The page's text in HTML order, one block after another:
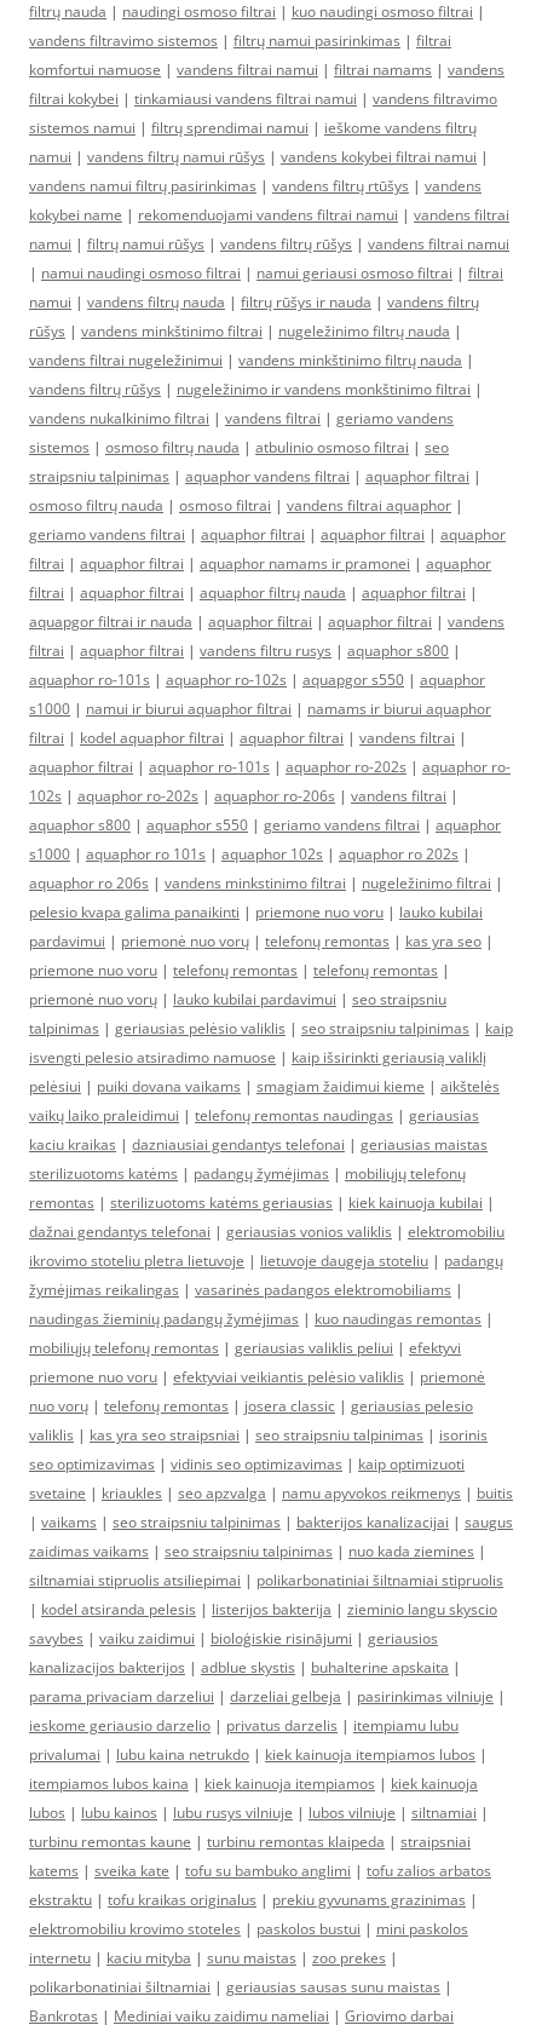
filtrų nauda | naudingi osmoso filtrai | kuo naudingi osmoso filtrai |
vandens filtravimo sistemos | filtrų namui pasirinkimas | filtrai
komfortui namuose | vandens filtrai namui | filtrai namams | vandens
filtrai kokybei | tinkamiausi vandens filtrai namui | vandens filtravimo
sistemos namui | filtrų sprendimai namui | ieškome vandens filtrų
namui | vandens filtrų namui rūšys | vandens kokybei filtrai namui |
vandens namui filtrų pasirinkimas | vandens filtrų rtūšys | vandens
kokybei name | rekomenduojami vandens filtrai namui | vandens filtrai
namui | filtrų namui rūšys | vandens filtrų rūšys | vandens filtrai namui
| namui naudingi osmoso filtrai | namui geriausi osmoso filtrai | filtrai
namui | vandens filtrų nauda | filtrų rūšys ir nauda | vandens filtrų
rūšys | vandens minkštinimo filtrai | nugeležinimo filtrų nauda |
vandens filtrai nugeležinimui | vandens minkštinimo filtrų nauda |
vandens filtrų rūšys | nugeležinimo ir vandens monkštinimo filtrai |
vandens nukalkinimo filtrai | vandens filtrai | geriamo vandens
sistemos | osmoso filtrų nauda | atbulinio osmoso filtrai | seo
straipsniu talpinimas | aquaphor vandens filtrai | aquaphor filtrai |
osmoso filtrų nauda | osmoso filtrai | vandens filtrai aquaphor |
geriamo vandens filtrai | aquaphor filtrai | aquaphor filtrai | aquaphor
filtrai | aquaphor filtrai | aquaphor namams ir pramonei | aquaphor
filtrai | aquaphor filtrai | aquaphor filtrų nauda | aquaphor filtrai |
aquapgor filtrai ir nauda | aquaphor filtrai | aquaphor filtrai | vandens
filtrai | aquaphor filtrai | vandens filtru rusys | aquaphor s800 |
aquaphor ro-101s | aquaphor ro-102s | aquapgor s550 | aquaphor
s1000 | namui ir biurui aquaphor filtrai | namams ir biurui aquaphor
filtrai | kodel aquaphor filtrai | aquaphor filtrai | vandens filtrai |
aquaphor filtrai | aquaphor ro-101s | aquaphor ro-202s | aquaphor ro-
102s | aquaphor ro-202s | aquaphor ro-206s | vandens filtrai |
aquaphor s800 | aquaphor s550 | geriamo vandens filtrai | aquaphor
s1000 | aquaphor ro 101s | aquaphor 102s | aquaphor ro 202s |
aquaphor ro 206s | vandens minkstinimo filtrai | nugeležinimo filtrai |
pelesio kvapa galima panaikinti | priemone nuo voru | lauko kubilai
pardavimui | priemonė nuo vorų | telefonų remontas | kas yra seo |
priemone nuo voru | telefonų remontas | telefonų remontas |
priemonė nuo vorų | lauko kubilai pardavimui | seo straipsniu
talpinimas | geriausias pelėsio valiklis | seo straipsniu talpinimas | kaip
isvengti pelesio atsiradimo namuose | kaip išsirinkti geriausią valiklį
pelėsiui | puiki dovana vaikams | smagiam žaidimui kieme | aikštelės
vaikų laiko praleidimui | telefonų remontas naudingas | geriausias
kaciu kraikas | dazniausiai gendantys telefonai | geriausias maistas
sterilizuotoms katėms | padangų žymėjimas | mobiliųjų telefonų
remontas | sterilizuotoms katėms geriausias | kiek kainuoja kubilai |
dažnai gendantys telefonai | geriausias vonios valiklis | elektromobiliu
ikrovimo stoteliu pletra lietuvoje | lietuvoje daugeja stoteliu | padangų
žymėjimas reikalingas | vasarinės padangos elektromobiliams |
naudingas žieminių padangų žymėjimas | kuo naudingas remontas |
mobiliųjų telefonų remontas | geriausias valiklis peliui | efektyvi
priemone nuo voru | efektyviai veikiantis pelėsio valiklis | priemonė
nuo vorų | telefonų remontas | josera classic | geriausias pelesio
valiklis | kas yra seo straipsniai | seo straipsniu talpinimas | isorinis
seo optimizavimas | vidinis seo optimizavimas | kaip optimizuoti
svetaine | kriaukles | seo apzvalga | namu apyvokos reikmenys | buitis
| vaikams | seo straipsniu talpinimas | bakterijos kanalizacijai | saugus
zaidimas vaikams | seo straipsniu talpinimas | nuo kada ziemines |
siltnamiai stipruolis atsiliepimai | polikarbonatiniai šiltnamiai stipruolis
| kodel atsiranda pelesis | listerijos bakterija | zieminio langu skyscio
savybes | vaiku zaidimui | bioloģiskie risinājumi | geriausios
kanalizacijos bakterijos | adblue skystis | buhalterine apskaita |
parama privaciam darzeliui | darzeliai gelbeja | pasirinkimas vilniuje |
ieskome geriausio darzelio | privatus darzelis | itempiamu lubu
privalumai | lubu kaina netrukdo | kiek kainuoja itempiamos lubos |
itempiamos lubos kaina | kiek kainuoja itempiamos | kiek kainuoja
lubos | lubu kainos | lubu rusys vilniuje | lubos vilniuje | siltnamiai |
turbinu remontas kaune | turbinu remontas klaipeda | straipsniai
katems | sveika kate | tofu su bambuko anglimi | tofu zalios arbatos
ekstraktu | tofu kraikas originalus | prekiu gyvunams grazinimas |
elektromobiliu krovimo stoteles | paskolos bustui | mini paskolos
internetu | kaciu mityba | sunu maistas | zoo prekes |
polikarbonatiniai šiltnamiai | geriausias sausas sunu maistas |
Bankrotas | Mediniai vaiku zaidimu nameliai | Griovimo darbai